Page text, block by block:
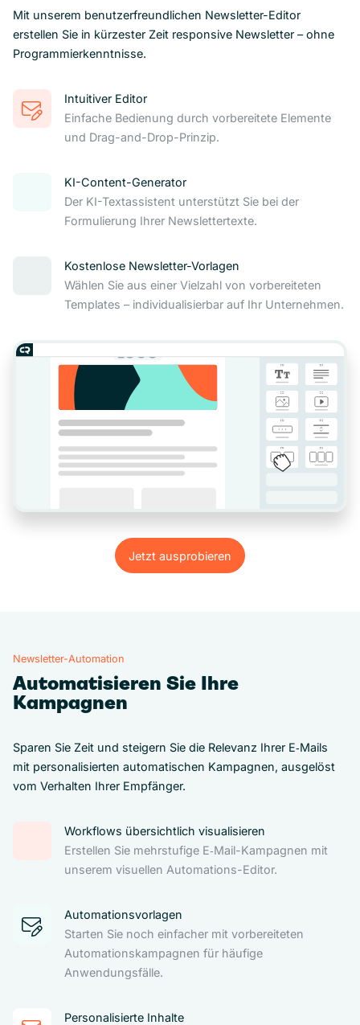
Jetzt ausprobieren
Jetzt ausprobieren
Mit unserem benutzerfreundlichen Newsletter-Editor
erstellen Sie in kürzester Zeit responsive Newsletter – ohne
Programmierkenntnisse.
Intuitiver Editor
Einfache Bedienung durch vorbereitete Elemente
und Drag-and-Drop-Prinzip.
KI-Content-Generator
Der KI-Textassistent unterstützt Sie bei der
Formulierung Ihrer Newslettertexte.
Kostenlose Newsletter-Vorlagen
Wählen Sie aus einer Vielzahl von vorbereiteten
Templates – individualisierbar auf Ihr Unternehmen.
Newsletter-Automation
Automatisieren Sie Ihre
Kampagnen
Sparen Sie Zeit und steigern Sie die Relevanz Ihrer E‑Mails
mit personalisierten automatischen Kampagnen, ausgelöst
vom Verhalten Ihrer Empfänger.
Workflows übersichtlich visualisieren
Erstellen Sie mehrstufige E‑Mail-Kampagnen mit
unserem visuellen Automations-Editor.
Automationsvorlagen
Starten Sie noch einfacher mit vorbereiteten
Automationskampagnen für häufige
Anwendungsfälle.
Personalisierte Inhalte